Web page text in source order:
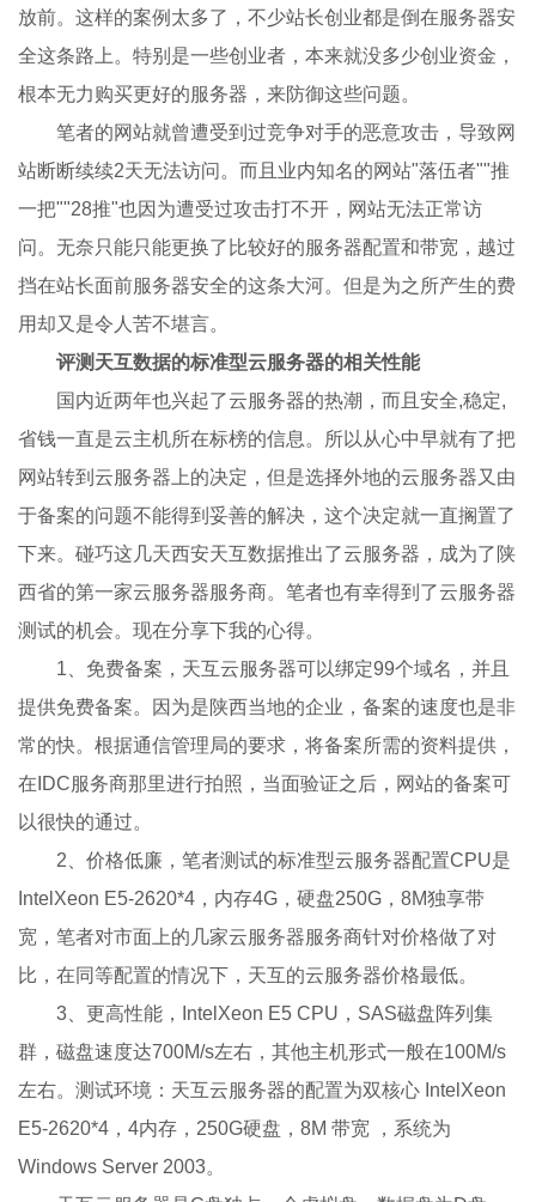
放前。这样的案例太多了，不少站长创业都是倒在服务器安
全这条路上。特别是一些创业者，本来就没多少创业资金，
根本无力购买更好的服务器，来防御这些问题。
笔者的网站就曾遭受到过竞争对手的恶意攻击，导致网
站断断续续2天无法访问。而且业内知名的网站"落伍者""推
一把""28推"也因为遭受过攻击打不开，网站无法正常访
问。无奈只能只能更换了比较好的服务器配置和带宽，越过
挡在站长面前服务器安全的这条大河。但是为之所产生的费
用却又是令人苦不堪言。
评测天互数据的标准型云服务器的相关性能
国内近两年也兴起了云服务器的热潮，而且安全,稳定,
省钱一直是云主机所在标榜的信息。所以从心中早就有了把
网站转到云服务器上的决定，但是选择外地的云服务器又由
于备案的问题不能得到妥善的解决，这个决定就一直搁置了
下来。碰巧这几天西安天互数据推出了云服务器，成为了陕
西省的第一家云服务器服务商。笔者也有幸得到了云服务器
测试的机会。现在分享下我的心得。
1、免费备案，天互云服务器可以绑定99个域名，并且
提供免费备案。因为是陕西当地的企业，备案的速度也是非
常的快。根据通信管理局的要求，将备案所需的资料提供，
在IDC服务商那里进行拍照，当面验证之后，网站的备案可
以很快的通过。
2、价格低廉，笔者测试的标准型云服务器配置CPU是
IntelXeon E5-2620*4，内存4G，硬盘250G，8M独享带
宽，笔者对市面上的几家云服务器服务商针对价格做了对
比，在同等配置的情况下，天互的云服务器价格最低。
3、更高性能，IntelXeon E5 CPU，SAS磁盘阵列集
群，磁盘速度达700M/s左右，其他主机形式一般在100M/s
左右。测试环境：天互云服务器的配置为双核心 IntelXeon
E5-2620*4，4内存，250G硬盘，8M 带宽 ，系统为
Windows Server 2003。